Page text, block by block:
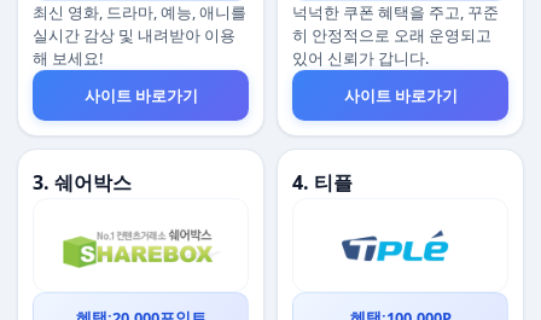
최신 영화, 드라마, 예능, 애니를
실시간 감상 및 내려받아 이용
해 보세요!
사이트 바로가기
넉넉한 쿠폰 혜택을 주고, 꾸준
히 안정적으로 오래 운영되고
있어 신뢰가 갑니다.
사이트 바로가기
3. 쉐어박스 4. 티플